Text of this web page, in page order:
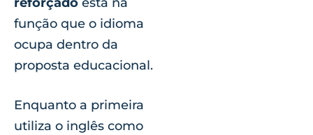
reforçado está na
função que o idioma
ocupa dentro da
proposta educacional.
Enquanto a primeira
utiliza o inglês como